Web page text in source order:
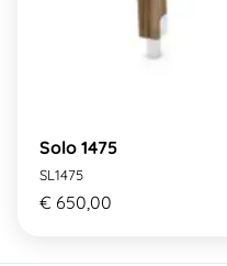
Solo 1475
SL1475
€ 650,00